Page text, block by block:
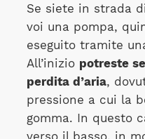
Se siete in strada
voi una pompa,
eseguito tramite
All’inizio potreste
perdita d’aria,
pressione a cui la
gomma. In questo